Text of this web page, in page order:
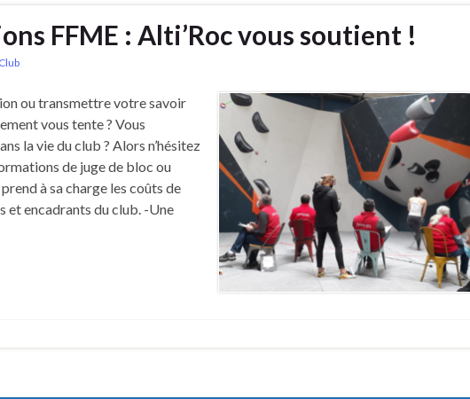
FFME : Alti’Roc vous soutient !
ou transmettre votre savoir
vous tente ? Vous
la vie du club ? Alors n’hésitez
de juge de bloc ou
à sa charge les coûts de
et encadrants du club. -Une